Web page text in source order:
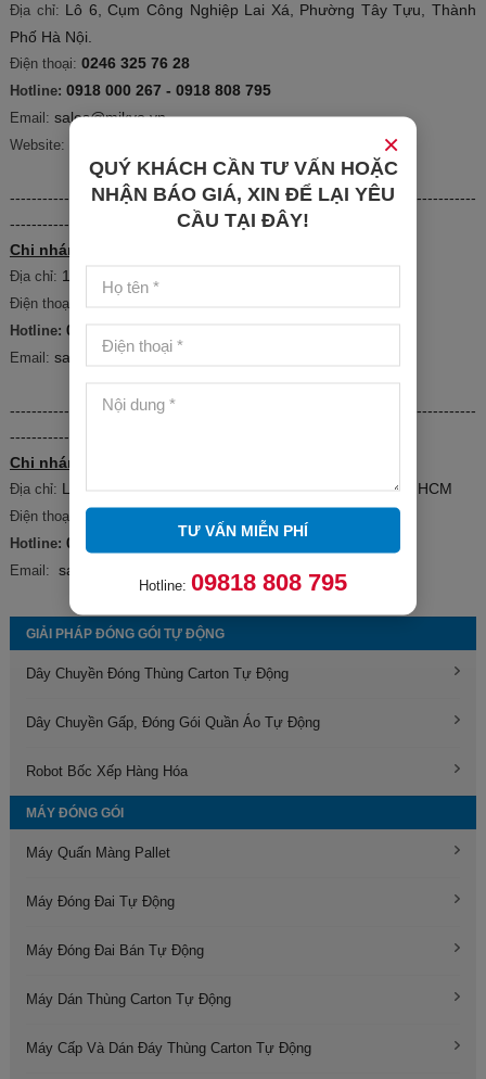
Địa chỉ: Lô 6, Cụm Công Nghiệp Lai Xá, Phường Tây Tựu, Thành
Phố Hà Nội.
Điện thoại: 0246 325 76 28
Hotline: 0918 000 267 - 0918 808 795
Email: sales@mikyo.vn
Website:
--------------------------------------------------------------------------------------
---------------------
Chi nhánh TP Đà Nẵng:
Địa chỉ: 151 Bùi Thiện Ngộ, P. Hòa Xuân, TP. Đà Nẵng.
Điện thoại:
Hotline: 0964 818 523
Email: sales.dn@mikyo.vn
--------------------------------------------------------------------------------------
---------------------
Chi nhánh TP Hồ Chí Minh:
Địa chỉ: Lô B, đường số 2A, KCN Đồng An, P. Bình Hòa, TP. HCM
Điện thoại: 0246 325 76 28
Hotline: 0964 818 523
Email: sales.hcm@mikyo.vn
GIẢI PHÁP ĐÓNG GÓI TỰ ĐỘNG
Dây Chuyền Đóng Thùng Carton Tự Động
Dây Chuyền Gấp, Đóng Gói Quần Áo Tự Động
Robot Bốc Xếp Hàng Hóa
MÁY ĐÓNG GÓI
Máy Quấn Màng Pallet
Máy Đóng Đai Tự Động
Máy Đóng Đai Bán Tự Động
Máy Dán Thùng Carton Tự Động
Máy Cấp Và Dán Đáy Thùng Carton Tự Động
×
QUÝ KHÁCH CẦN TƯ VẤN HOẶC
NHẬN BÁO GIÁ, XIN ĐỂ LẠI YÊU
CẦU TẠI ĐÂY!
TƯ VẤN MIỄN PHÍ
Hotline: 09818 808 795